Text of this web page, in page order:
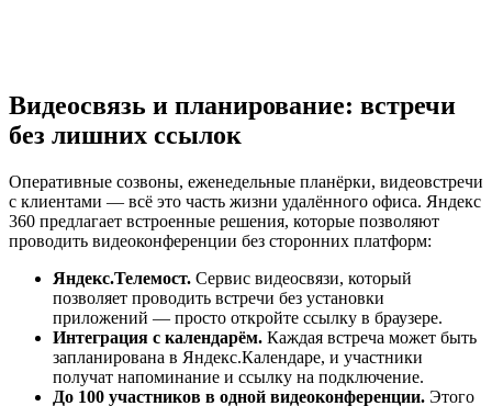
Видеосвязь и планирование: встречи
без лишних ссылок
Оперативные созвоны, еженедельные планёрки, видеовстречи
с клиентами — всё это часть жизни удалённого офиса. Яндекс
360 предлагает встроенные решения, которые позволяют
проводить видеоконференции без сторонних платформ:
Яндекс.Телемост. Сервис видеосвязи, который
позволяет проводить встречи без установки
приложений — просто откройте ссылку в браузере.
Интеграция с календарём. Каждая встреча может быть
запланирована в Яндекс.Календаре, и участники
получат напоминание и ссылку на подключение.
До 100 участников в одной видеоконференции. Этого